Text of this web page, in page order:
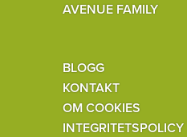
AVENUE FAMILY
BLOGG
KONTAKT
OM COOKIES
INTEGRITETSPOLICY